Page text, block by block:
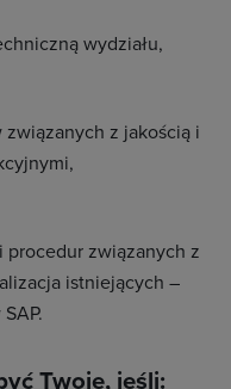
wydziału,
z jakością i
związanych z
istniejących –
Twoje, jeśli: